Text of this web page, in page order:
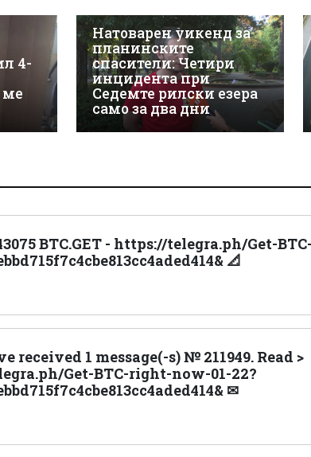
4-
ме
Натоварен уикенд за
планинските
спасители: Четири
инцидента при
Седемте рилски езера
само за два дни
BTC.GET - https://telegra.ph/Get-
📐
received 1 message(-s) № 211949. Read >
Get-BTC-right-now-01-22?
✉